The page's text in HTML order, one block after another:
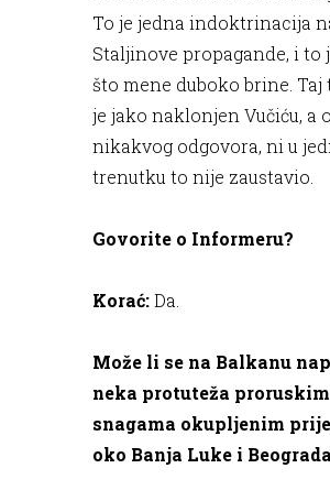
To je jedna indoktrinacija
Staljinove propagande, i to
što mene duboko brine. Taj
je jako naklonjen Vučiću, a
nikakvog odgovora, ni u
trenutku to nije zaustavio.
Govorite o Informeru?
Korać:Da.
Može li se na Balkanu
neka protuteža proruskim
snagama okupljenim
oko Banja Luke i